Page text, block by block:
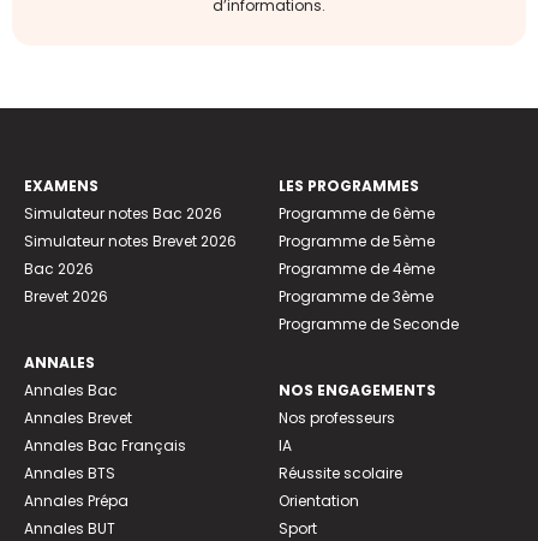
d’informations.
EXAMENS
Simulateur notes Bac 2026
Simulateur notes Brevet 2026
Bac 2026
Brevet 2026
ANNALES
Annales Bac
Annales Brevet
Annales Bac Français
Annales BTS
Annales Prépa
Annales BUT
LES PROGRAMMES
Programme de 6ème
Programme de 5ème
Programme de 4ème
Programme de 3ème
Programme de Seconde
NOS ENGAGEMENTS
Nos professeurs
IA
Réussite scolaire
Orientation
Sport